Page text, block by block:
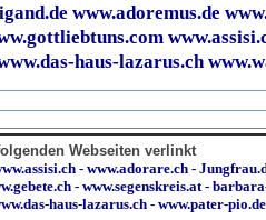
www.adoremus.de
haus-lazarus.ch
Webseiten verlinkt
- www.adorare.ch -
- www.segenskreis.at-
haus-lazarus.ch - www.pater-pio.de